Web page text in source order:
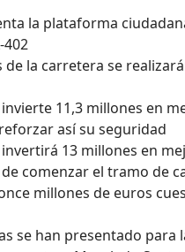
la plataforma
402
de la carretera se
invierte 11,3 millones en
así su seguridad
invertirá 13 millones en
comenzar el tramo de
millones de euros
se han presentado para